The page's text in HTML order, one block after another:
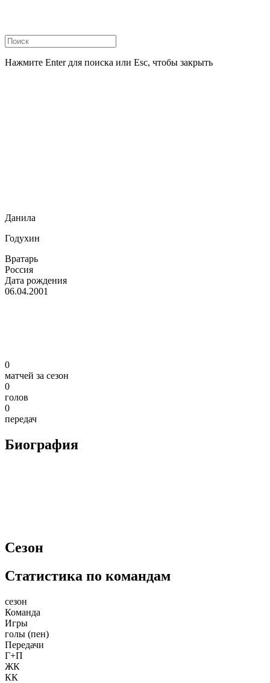
Нажмите Enter для поиска или Esc, чтобы закрыть
Данила
Годухин
Вратарь
Россия
Дата рождения
06.04.2001
0
матчей за сезон
0
голов
0
передач
Биография
Сезон
Статистика по командам
сезон
Команда
Игры
голы (пен)
Передачи
Г+П
ЖК
КК